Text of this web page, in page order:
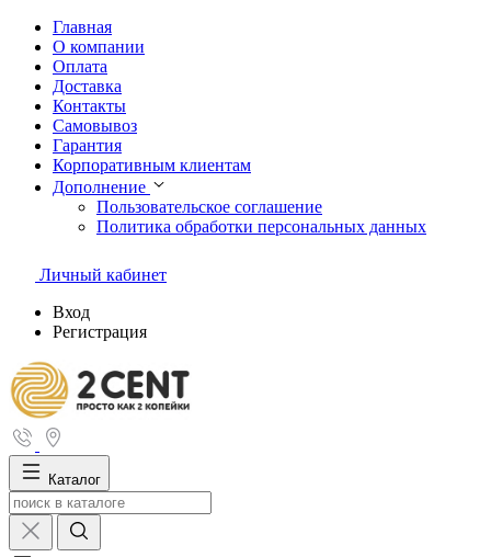
Главная
О компании
Оплата
Доставка
Контакты
Самовывоз
Гарантия
Корпоративным клиентам
Дополнение
Пользовательское соглашение
Политика обработки персональных данных
Личный кабинет
Вход
Регистрация
Каталог